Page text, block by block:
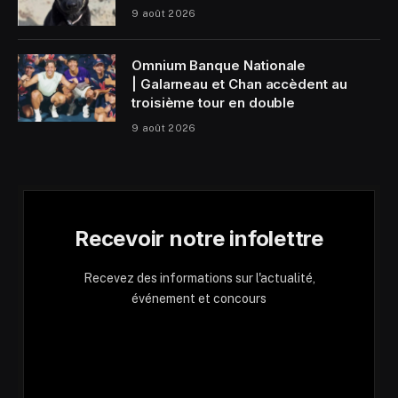
9 août 2026
Omnium Banque Nationale
| Galarneau et Chan accèdent au
troisième tour en double
9 août 2026
Recevoir notre infolettre
Recevez des informations sur l'actualité,
événement et concours